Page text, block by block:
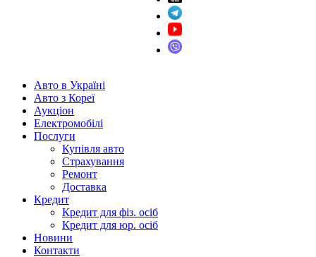
Авто в Україні
Авто з Кореї
Аукціон
Електромобілі
Послуги
Купівля авто
Страхування
Ремонт
Доставка
Кредит
Кредит для фіз. осіб
Кредит для юр. осіб
Новини
Контакти